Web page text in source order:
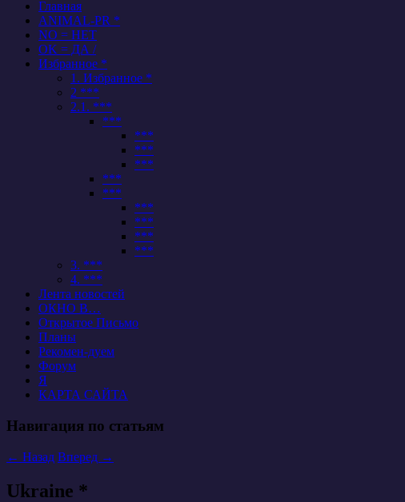
Главная
ANIMAL-PR *
NO = НЕТ
OK = ДА /
Избранное *
1. Избранное *
2 ***
2.1. ***
***
***
***
***
***
***
***
***
***
***
3. ***
4. ***
Лента новостей
ОКНО В…
Открытое Письмо
Планы
Рекомен-дуем
Форум
Я
КАРТА САЙТА
Навигация по статьям
← Назад Вперед →
Ukraine *